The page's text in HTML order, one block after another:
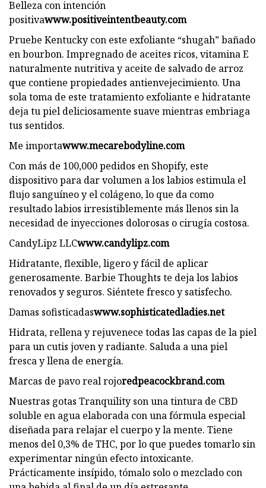
Belleza con intención
positivawww.positiveintentbeauty.com
Pruebe Kentucky con este exfoliante “shugah” bañado
en bourbon. Impregnado de aceites ricos, vitamina E
naturalmente nutritiva y aceite de salvado de arroz
que contiene propiedades antienvejecimiento. Una
sola toma de este tratamiento exfoliante e hidratante
deja tu piel deliciosamente suave mientras embriaga
tus sentidos.
Me importawww.mecarebodyline.com
Con más de 100,000 pedidos en Shopify, este
dispositivo para dar volumen a los labios estimula el
flujo sanguíneo y el colágeno, lo que da como
resultado labios irresistiblemente más llenos sin la
necesidad de inyecciones dolorosas o cirugía costosa.
CandyLipz LLCwww.candylipz.com
Hidratante, flexible, ligero y fácil de aplicar
generosamente. Barbie Thoughts te deja los labios
renovados y seguros. Siéntete fresco y satisfecho.
Damas sofisticadaswww.sophisticatedladies.net
Hidrata, rellena y rejuvenece todas las capas de la piel
para un cutis joven y radiante. Saluda a una piel
fresca y llena de energía.
Marcas de pavo real rojoredpeacockbrand.com
Nuestras gotas Tranquility son una tintura de CBD
soluble en agua elaborada con una fórmula especial
diseñada para relajar el cuerpo y la mente. Tiene
menos del 0,3% de THC, por lo que puedes tomarlo sin
experimentar ningún efecto intoxicante.
Prácticamente insípido, tómalo solo o mezclado con